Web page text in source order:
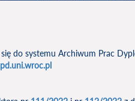
do systemu Archiwum Prac